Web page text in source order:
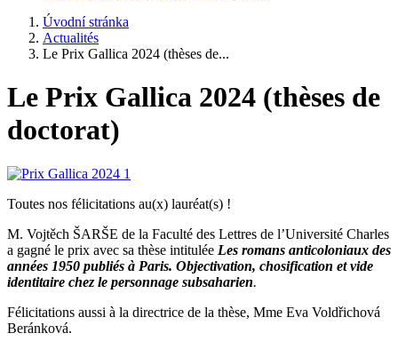
Úvodní stránka
Actualités
Le Prix Gallica 2024 (thèses de...
Le Prix Gallica 2024 (thèses de
doctorat)
Toutes nos félicitations au(x) lauréat(s) !
M. Vojtěch ŠARŠE de la Faculté des Lettres de l’Université Charles
a gagné le prix avec sa thèse intitulée Les romans anticoloniaux des
années 1950 publiés à Paris. Objectivation, chosification et vide
identitaire chez le personnage subsaharien.
Félicitations aussi à la directrice de la thèse, Mme Eva Voldřichová
Beránková.